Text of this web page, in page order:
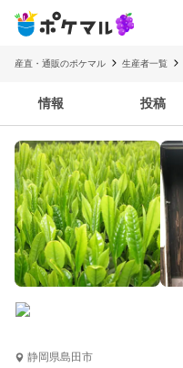
産直・通販のポケマル 生産者一覧
情報 投稿
静岡県島田市